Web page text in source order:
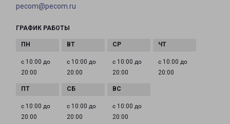
pecom@pecom.ru
ГРАФИК РАБОТЫ
с 10:00 до
20:00
с 10:00 до
20:00
с 10:00 до
20:00
с 10:00 до
20:00
с 10:00 до
20:00
с 10:00 до
20:00
с 10:00 до
20:00